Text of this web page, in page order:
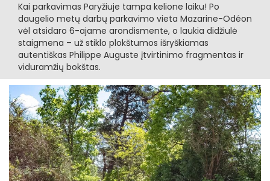
Kai parkavimas Paryžiuje tampa kelione laiku! Po
daugelio metų darbų parkavimo vieta Mazarine-Odéon
vėl atsidaro 6-ajame arondismentе, o laukia didžiulė
staigmena – už stiklo plokštumos išryškiamas
autentiškas Philippe Auguste įtvirtinimo fragmentas ir
viduramžių bokštas.